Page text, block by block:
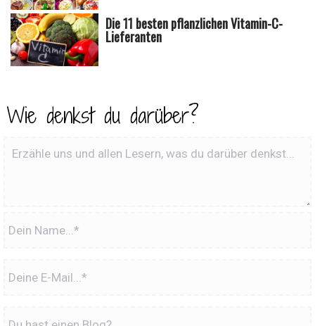
Die 11 besten pflanzlichen Vitamin-C-
Lieferanten
Wie denkst du darüber?